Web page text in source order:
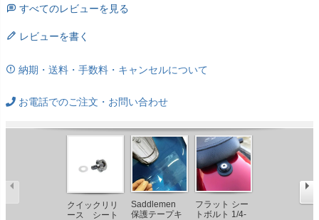
すべてのレビューを見る
レビューを書く
納期・送料・手数料・キャンセルについて
お電話でのご注文・お問い合わせ
クイックリリ
ース シート
Saddlemen
保護テープキ
フラット シー
トボルト 1/4-
TRASK アサル